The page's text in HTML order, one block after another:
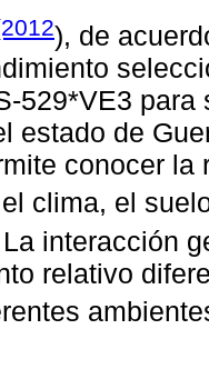
), de
529*VE3
estado de
conocer
clima, el
interacción
relativo